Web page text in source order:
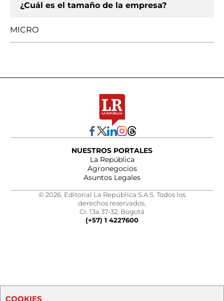
¿Cuál es el tamaño de la empresa?
MICRO
NUESTROS PORTALES
La República
Agronegocios
Asuntos Legales
© 2026, Editorial La República S.A.S. Todos los
derechos reservados.
Cr. 13a 37-32, Bogotá
(+57) 1 4227600
COOKIES